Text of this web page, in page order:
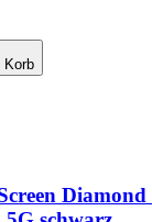
Korb
Diamond